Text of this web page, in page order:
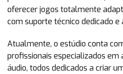
oferecer jogos totalmente
com suporte técnico dedicado
Atualmente, o estúdio conta
profissionais especializados em
áudio, todos dedicados a criar